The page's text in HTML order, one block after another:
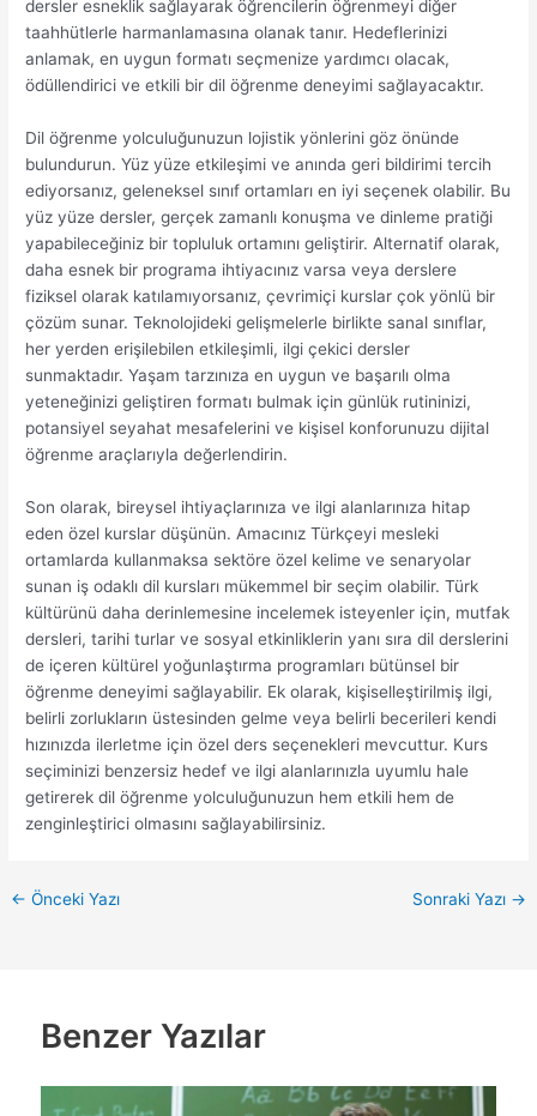
dersler esneklik sağlayarak öğrencilerin öğrenmeyi diğer
taahhütlerle harmanlamasına olanak tanır. Hedeflerinizi
anlamak, en uygun formatı seçmenize yardımcı olacak,
ödüllendirici ve etkili bir dil öğrenme deneyimi sağlayacaktır.
Dil öğrenme yolculuğunuzun lojistik yönlerini göz önünde
bulundurun. Yüz yüze etkileşimi ve anında geri bildirimi tercih
ediyorsanız, geleneksel sınıf ortamları en iyi seçenek olabilir. Bu
yüz yüze dersler, gerçek zamanlı konuşma ve dinleme pratiği
yapabileceğiniz bir topluluk ortamını geliştirir. Alternatif olarak,
daha esnek bir programa ihtiyacınız varsa veya derslere
fiziksel olarak katılamıyorsanız, çevrimiçi kurslar çok yönlü bir
çözüm sunar. Teknolojideki gelişmelerle birlikte sanal sınıflar,
her yerden erişilebilen etkileşimli, ilgi çekici dersler
sunmaktadır. Yaşam tarzınıza en uygun ve başarılı olma
yeteneğinizi geliştiren formatı bulmak için günlük rutininizi,
potansiyel seyahat mesafelerini ve kişisel konforunuzu dijital
öğrenme araçlarıyla değerlendirin.
Son olarak, bireysel ihtiyaçlarınıza ve ilgi alanlarınıza hitap
eden özel kurslar düşünün. Amacınız Türkçeyi mesleki
ortamlarda kullanmaksa sektöre özel kelime ve senaryolar
sunan iş odaklı dil kursları mükemmel bir seçim olabilir. Türk
kültürünü daha derinlemesine incelemek isteyenler için, mutfak
dersleri, tarihi turlar ve sosyal etkinliklerin yanı sıra dil derslerini
de içeren kültürel yoğunlaştırma programları bütünsel bir
öğrenme deneyimi sağlayabilir. Ek olarak, kişiselleştirilmiş ilgi,
belirli zorlukların üstesinden gelme veya belirli becerileri kendi
hızınızda ilerletme için özel ders seçenekleri mevcuttur. Kurs
seçiminizi benzersiz hedef ve ilgi alanlarınızla uyumlu hale
getirerek dil öğrenme yolculuğunuzun hem etkili hem de
zenginleştirici olmasını sağlayabilirsiniz.
← Önceki Yazı Sonraki Yazı →
Benzer Yazılar